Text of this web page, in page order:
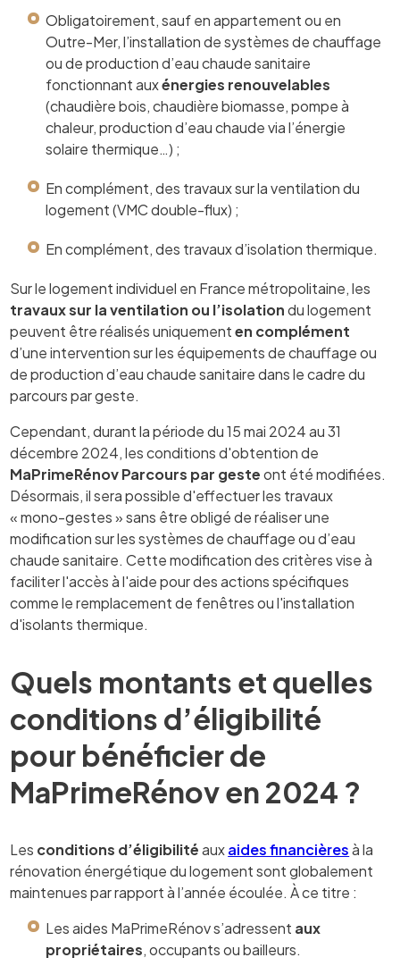
Obligatoirement, sauf en appartement ou en
Outre-Mer, l’installation de systèmes de chauffage
ou de production d’eau chaude sanitaire
fonctionnant auxénergies renouvelables
(chaudière bois, chaudière biomasse, pompe à
chaleur, production d’eau chaude via l’énergie
solaire thermique…) ;
En complément, des travaux sur la ventilation du
logement (VMC double-flux) ;
En complément, des travaux d’isolation thermique.
Sur le logement individuel en France métropolitaine, les
travaux sur la ventilation ou l’isolationdu logement
peuvent être réalisés uniquementen complément
d’une intervention sur les équipements de chauffage ou
de production d’eau chaude sanitaire dans le cadre du
parcours par geste.
Cependant, durant la période du 15 mai 2024 au 31
décembre 2024, les conditions d'obtention de
MaPrimeRénov Parcours par gesteont été modifiées.
Désormais, il sera possible d'effectuer les travaux
« mono-gestes » sans être obligé de réaliser une
modification sur les systèmes de chauffage ou d’eau
chaude sanitaire. Cette modification des critères vise à
faciliter l'accès à l'aide pour des actions spécifiques
comme le remplacement de fenêtres ou l'installation
d'isolants thermique.
Quels montants et quelles
conditions d’éligibilité
pour bénéficier de
MaPrimeRénov en 2024 ?
Les conditions d’éligibilitéauxaides financièresà la
rénovation énergétique du logement sont globalement
maintenues par rapport à l’année écoulée. À ce titre :
Les aides MaPrimeRénov s’adressent aux
propriétaires, occupants ou bailleurs.